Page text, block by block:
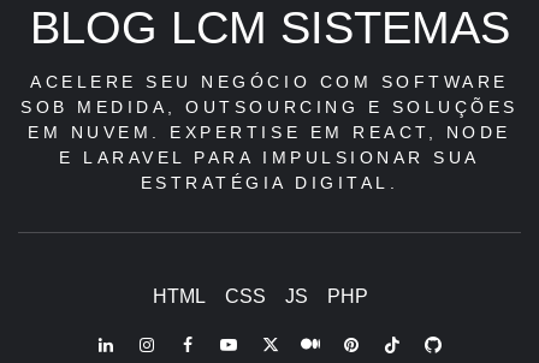
BLOG LCM SISTEMAS
ACELERE SEU NEGÓCIO COM SOFTWARE
SOB MEDIDA, OUTSOURCING E SOLUÇÕES
EM NUVEM. EXPERTISE EM REACT, NODE
E LARAVEL PARA IMPULSIONAR SUA
ESTRATÉGIA DIGITAL.
HTML CSS JS PHP
LinkedInInstagramFacebookYoutube
X
PinterestTiktokGithub